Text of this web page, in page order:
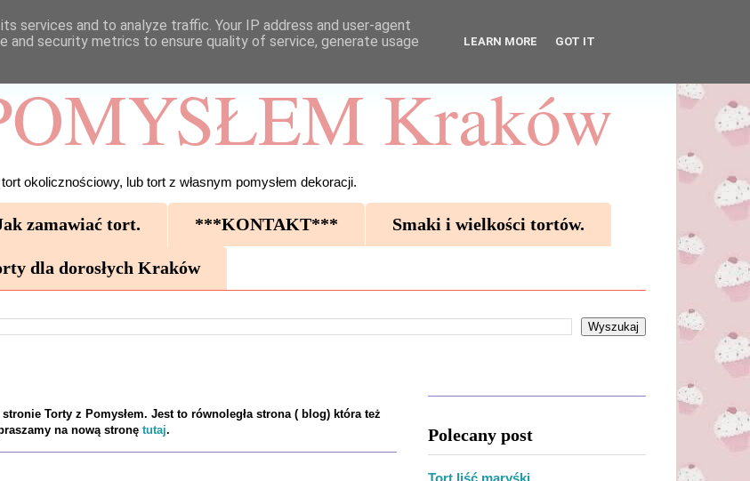
Kraków
okolicznościowy, lub tort z własnym pomysłem dekoracji.
zamawiać tort. ***KONTAKT*** Smaki i wielkości tortów.
dla dorosłych Kraków
Torty z Pomysłem. Jest to równoległa strona ( blog) która też
na nową stronę tutaj. Polecany post
Tort liść maryśki
services and to analyze traffic. Your IP address and user-agent
and security metrics to ensure quality of service, generate usage
LEARN MORE GOT IT